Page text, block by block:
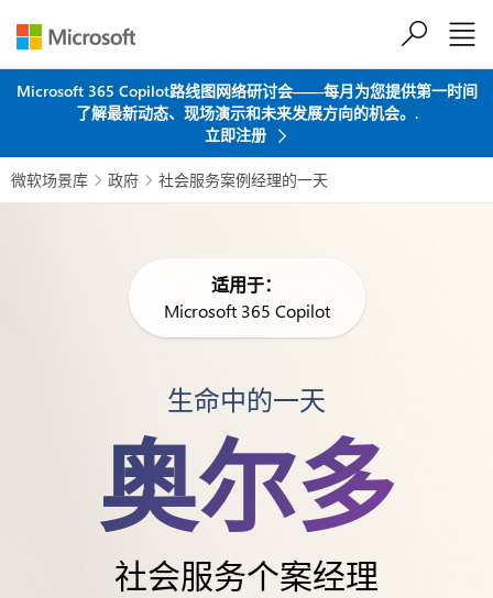
Microsoft 365 Copilot路线图网络研讨会——每月为您提供第一时间
了解最新动态、现场演示和未来发展方向的机会。.
立即注册
微软场景库  政府  社会服务案例经理的一天
适用于：
Microsoft 365 Copilot
生命中的一天
奥尔多
社会服务个案经理